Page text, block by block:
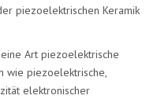
piezoelektrischen Keramik
eine Art piezoelektrische
wie piezoelektrische,
elektronischer